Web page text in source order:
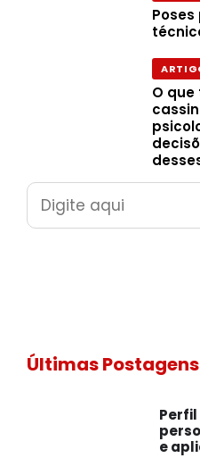
Poses
O
Pesquisar
Últimas Postagens
Perfil
e